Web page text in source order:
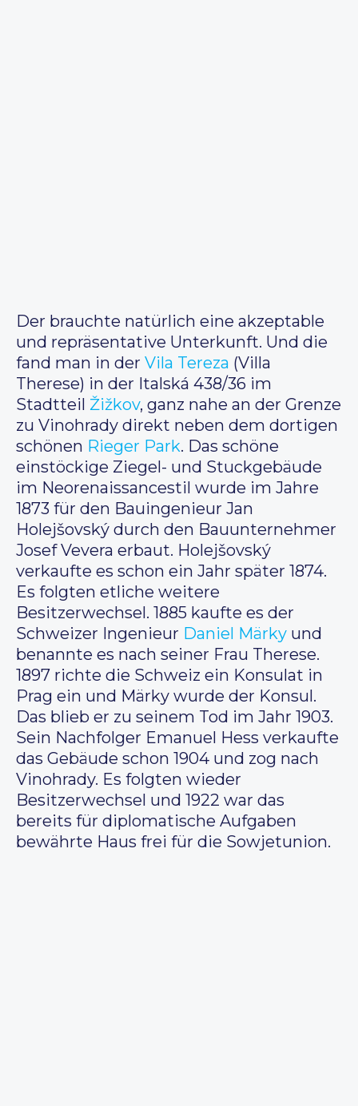
Der brauchte natürlich eine akzeptable
und repräsentative Unterkunft. Und die
fand man in der Vila Tereza (Villa
Therese) in der Italská 438/36 im
Stadtteil Žižkov, ganz nahe an der Grenze
zu Vinohrady direkt neben dem dortigen
schönen Rieger Park. Das schöne
einstöckige Ziegel- und Stuckgebäude
im Neorenaissancestil wurde im Jahre
1873 für den Bauingenieur Jan
Holejšovský durch den Bauunternehmer
Josef Vevera erbaut. Holejšovský
verkaufte es schon ein Jahr später 1874.
Es folgten etliche weitere
Besitzerwechsel. 1885 kaufte es der
Schweizer Ingenieur Daniel Märky ​​​​und
benannte es nach seiner Frau Therese.
1897 richte die Schweiz ein Konsulat in
Prag ein und Märky wurde der Konsul.
Das blieb er zu seinem Tod im Jahr 1903.
Sein Nachfolger Emanuel Hess verkaufte
das Gebäude schon 1904 und zog nach
Vinohrady. Es folgten wieder
Besitzerwechsel und 1922 war das
bereits für diplomatische Aufgaben
bewährte Haus frei für die Sowjetunion.